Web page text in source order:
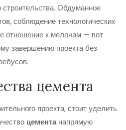
строительства. Обдуманное
соблюдение технологических
отношение к мелочам — вот
завершению проекта без
цемента
проекта, стоит уделить
цементанапрямую